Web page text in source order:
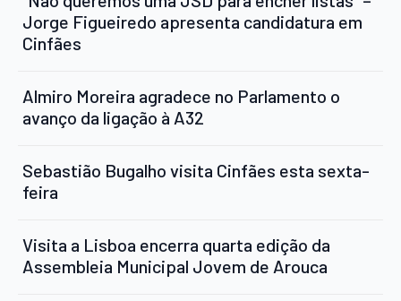
Jorge Figueiredo apresenta candidatura em
Cinfães
Almiro Moreira agradece no Parlamento o
avanço da ligação à A32
Sebastião Bugalho visita Cinfães esta sexta-
feira
Visita a Lisboa encerra quarta edição da
Assembleia Municipal Jovem de Arouca